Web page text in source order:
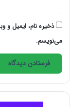
از درآمد ناکافی
به علاوه، به
شرایط اجتماعی
می شود و عملا
ذخیره نام، ایمیل و
می‌نویسم.